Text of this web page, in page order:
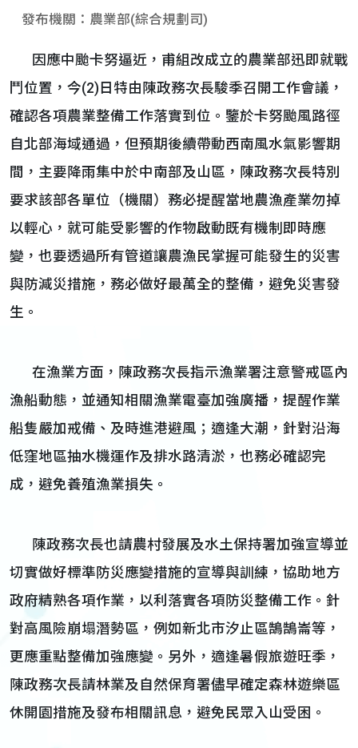
發布機關：農業部(綜合規劃司)
因應中颱卡努逼近，甫組改成立的農業部迅即就戰
鬥位置，今(2)日特由陳政務次長駿季召開工作會議，
確認各項農業整備工作落實到位。鑒於卡努颱風路徑
自北部海域通過，但預期後續帶動西南風水氣影響期
間，主要降雨集中於中南部及山區，陳政務次長特別
要求該部各單位（機關）務必提醒當地農漁產業勿掉
以輕心，就可能受影響的作物啟動既有機制即時應
變，也要透過所有管道讓農漁民掌握可能發生的災害
與防減災措施，務必做好最萬全的整備，避免災害發
生。
在漁業方面，陳政務次長指示漁業署注意警戒區內
漁船動態，並通知相關漁業電臺加強廣播，提醒作業
船隻嚴加戒備、及時進港避風；適逢大潮，針對沿海
低窪地區抽水機運作及排水路清淤，也務必確認完
成，避免養殖漁業損失。
陳政務次長也請農村發展及水土保持署加強宣導並
切實做好標準防災應變措施的宣導與訓練，協助地方
政府精熟各項作業，以利落實各項防災整備工作。針
對高風險崩塌潛勢區，例如新北市汐止區鵠鵠崙等，
更應重點整備加強應變。另外，適逢暑假旅遊旺季，
陳政務次長請林業及自然保育署儘早確定森林遊樂區
休開園措施及發布相關訊息，避免民眾入山受困。